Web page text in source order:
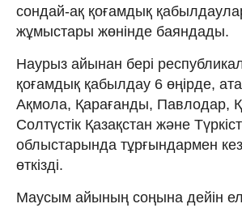
сондай-ақ қоғамдық
жұмыстары жөнінде баяндады.
Наурыз айынан бері
қоғамдық қабылдау 6 өңірде,
Ақмола, Қарағанды, Павлодар,
Солтүстік Қазақстан және
облыстарында тұрғындармен
өткізді.
Маусым айының соңына дейін